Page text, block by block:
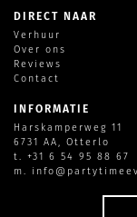
DIRECT NAAR
Verhuur
Over ons
Reviews
Contact
INFORMATIE
Harskamperweg 11
6731 AA, Otterlo
t. +31 6 54 95 88 67
m.